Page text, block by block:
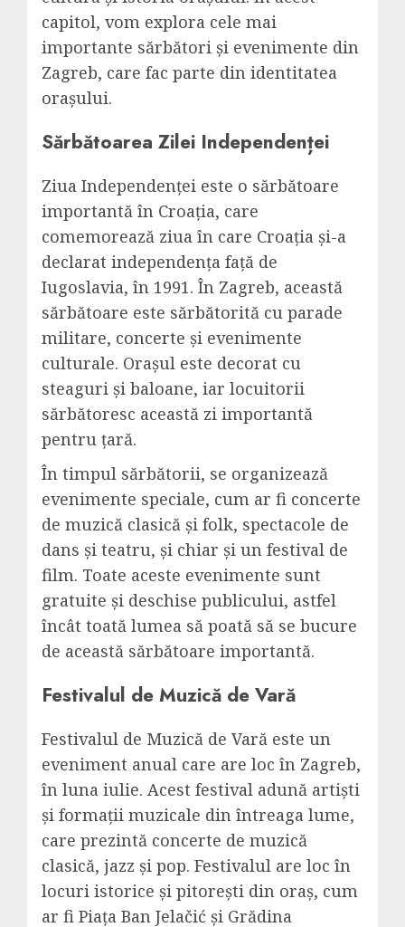
capitol, vom explora cele mai
importante sărbători și evenimente din
Zagreb, care fac parte din identitatea
orașului.
Sărbătoarea Zilei Independenței
Ziua Independenței este o sărbătoare
importantă în Croația, care
comemorează ziua în care Croația și-a
declarat independența față de
Iugoslavia, în 1991. În Zagreb, această
sărbătoare este sărbătorită cu parade
militare, concerte și evenimente
culturale. Orașul este decorat cu
steaguri și baloane, iar locuitorii
sărbătoresc această zi importantă
pentru țară.
În timpul sărbătorii, se organizează
evenimente speciale, cum ar fi concerte
de muzică clasică și folk, spectacole de
dans și teatru, și chiar și un festival de
film. Toate aceste evenimente sunt
gratuite și deschise publicului, astfel
încât toată lumea să poată să se bucure
de această sărbătoare importantă.
Festivalul de Muzică de Vară
Festivalul de Muzică de Vară este un
eveniment anual care are loc în Zagreb,
în luna iulie. Acest festival adună artiști
și formații muzicale din întreaga lume,
care prezintă concerte de muzică
clasică, jazz și pop. Festivalul are loc în
locuri istorice și pitorești din oraș, cum
ar fi Piața Ban Jelačić și Grădina